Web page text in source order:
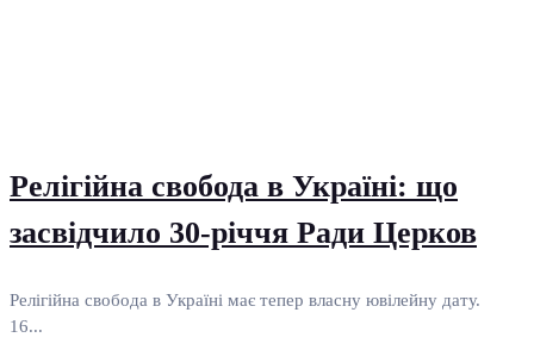
Релігійна свобода в Україні: що
засвідчило 30-річчя Ради Церков
Релігійна свобода в Україні має тепер власну ювілейну дату.
16...